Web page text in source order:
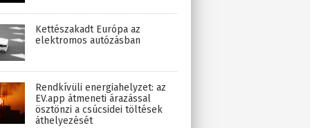
Kettészakadt Európa az
elektromos autózásban
Rendkívüli energiahelyzet: az
EV.app átmeneti árazással
ösztönzi a csúcsidei töltések
áthelyezését